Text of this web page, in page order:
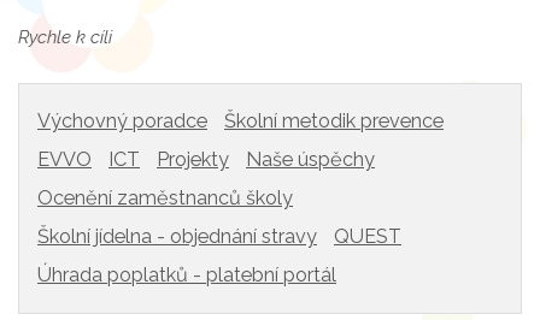
Rychle k cíli
Výchovný poradce
Školní metodik prevence
EVVO
ICT Projekty
Naše úspěchy
Ocenění zaměstnanců školy
Školní jídelna - objednání stravy
QUEST
Úhrada poplatků - platební portál